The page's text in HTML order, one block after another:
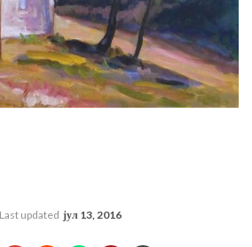
Last updated јул 13, 2016